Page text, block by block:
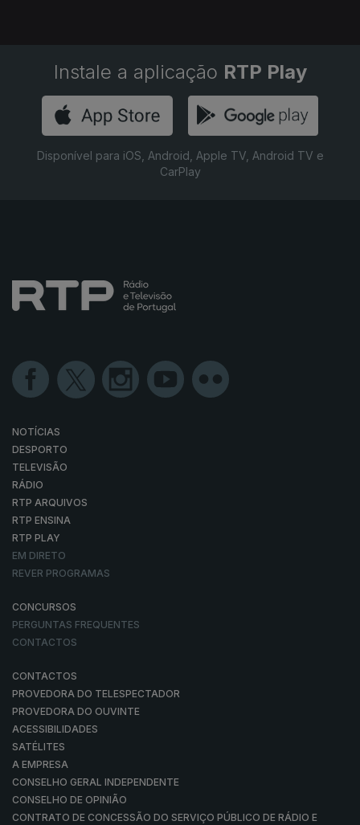
Instale a aplicação RTP Play
Disponível para iOS, Android, Apple TV, Android TV e
CarPlay
NOTÍCIAS
DESPORTO
TELEVISÃO
RÁDIO
RTP ARQUIVOS
RTP ENSINA
RTP PLAY
EM DIRETO
REVER PROGRAMAS
CONCURSOS
PERGUNTAS FREQUENTES
CONTACTOS
CONTACTOS
PROVEDORA DO TELESPECTADOR
PROVEDORA DO OUVINTE
ACESSIBILIDADES
SATÉLITES
A EMPRESA
CONSELHO GERAL INDEPENDENTE
CONSELHO DE OPINIÃO
CONTRATO DE CONCESSÃO DO SERVIÇO PÚBLICO DE RÁDIO E